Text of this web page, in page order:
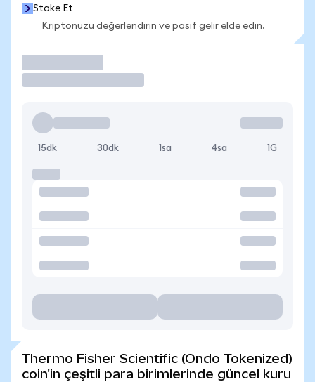
Stake Et
Kriptonuzu değerlendirin ve pasif gelir elde edin.
15dk 30dk 1sa 4sa 1G
Thermo Fisher Scientific (Ondo Tokenized)
coin'in çeşitli para birimlerinde güncel kuru